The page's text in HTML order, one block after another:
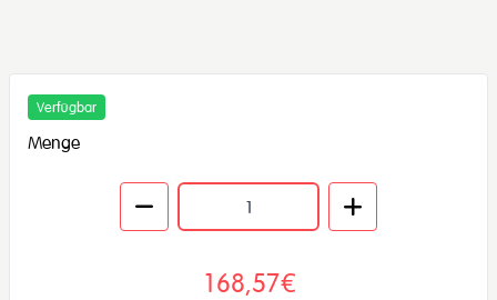
Verfügbar
Menge
168,57€